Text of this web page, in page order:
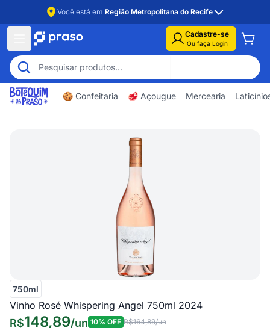
Você está em Região Metropolitana do Recife
Cadastre-se
Ou faça Login
🍪 Confeitaria 🥩 Açougue Mercearia
750ml
Vinho Rosé Whispering Angel 750ml 2024
R$148,89/un 10% OFF R$164,89/un